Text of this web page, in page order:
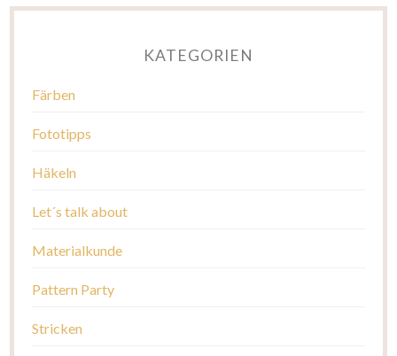
KATEGORIEN
Färben
Fototipps
Häkeln
Let´s talk about
Materialkunde
Pattern Party
Stricken